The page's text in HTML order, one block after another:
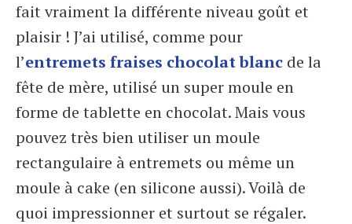
fait vraiment la différente niveau goût et
plaisir ! J’ai utilisé, comme pour
l’entremets fraises chocolat blanc de la
fête de mère, utilisé un super moule en
forme de tablette en chocolat. Mais vous
pouvez très bien utiliser un moule
rectangulaire à entremets ou même un
moule à cake (en silicone aussi). Voilà de
quoi impressionner et surtout se régaler.